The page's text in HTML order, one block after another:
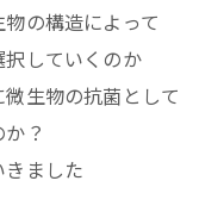
の構造によって
択していくのか
生物の抗菌として
？
ました